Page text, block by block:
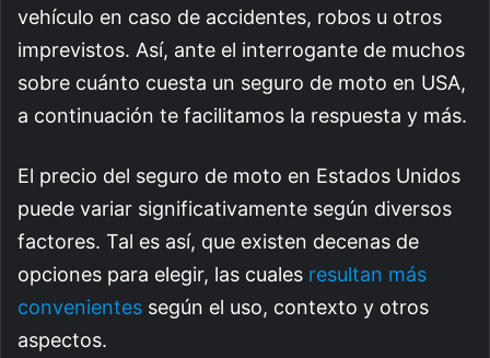
vehículo en caso de accidentes, robos u otros
imprevistos. Así, ante el interrogante de muchos
sobre cuánto cuesta un seguro de moto en USA,
a continuación te facilitamos la respuesta y más.
El precio del seguro de moto en Estados Unidos
puede variar significativamente según diversos
factores. Tal es así, que existen decenas de
opciones para elegir, las cuales resultan más
convenientes según el uso, contexto y otros
aspectos.